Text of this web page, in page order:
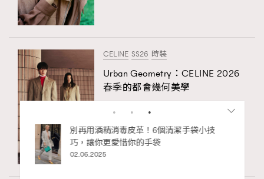
CELINE SS26 時裝
Urban Geometry：CELINE 2026
春季的都會幾何美學
12.02.2026
的顯
別再用酒精消毒皮革！6個清潔手袋小技
巧，讓你更愛惜你的手袋
02.06.2025